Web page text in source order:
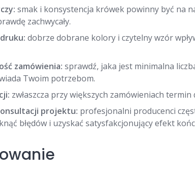
smak i konsystencja krówek powinny być na
zachwycały.
dobrze dobrane kolory i czytelny wzór
zamówienia: sprawdź, jaka jest minimalna
Twoim potrzebom.
zwłaszcza przy większych zamówieniach
projektu: profesjonalni producenci
błędów i uzyskać satysfakcjonujący efekt